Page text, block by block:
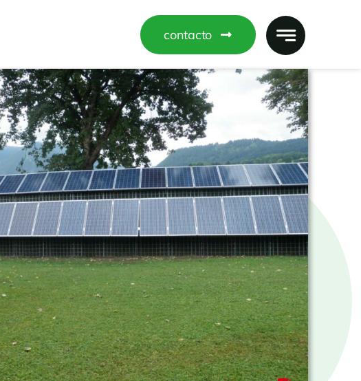
contacto